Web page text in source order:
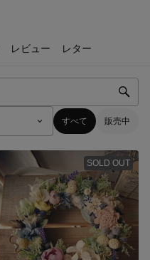
レビュー レター
すべて 販売中
SOLD OUT